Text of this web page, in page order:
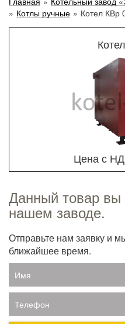
» Котлы ручные » Котел КВр
Цена с
Данный товар вы
нашем заводе.
Отправьте нам заявку и
ближайшее время.
Имя
Телефон